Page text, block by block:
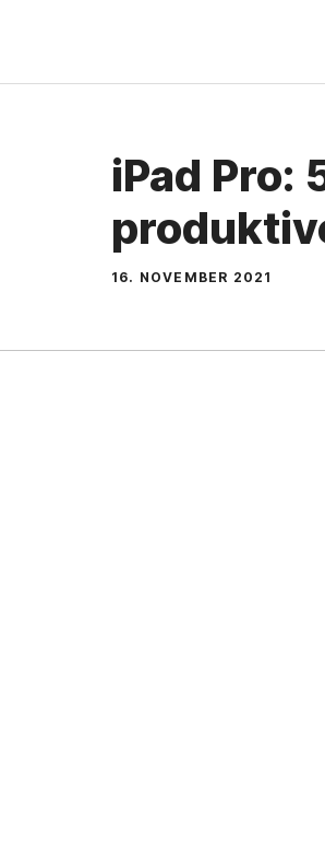
springen
iPad Pro:
16. NOVEMBER 2021